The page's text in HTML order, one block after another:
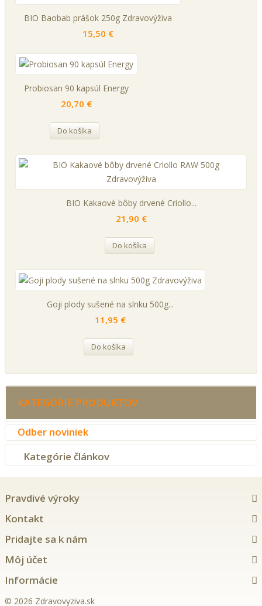
KATEGÓRIE PRODUKTOV
Odber noviniek
Kategórie článkov
BIO Baobab prášok 250g Zdravovýživa
15,50 €
Probiosan 90 kapsúl Energy
20,70 €
Do košíka
BIO Kakaové bôby drvené Criollo...
21,90 €
Do košíka
Goji plody sušené na slnku 500g...
11,95 €
Do košíka
Pravdivé výroky
Kontakt
Pridajte sa k nám
Môj účet
Informácie
© 2026 Zdravovyziva.sk